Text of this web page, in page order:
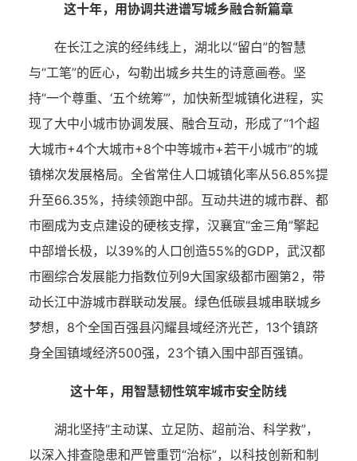
这十年，用协调共进谱写城乡融合新篇章
在长江之滨的经纬线上，湖北以“留白”的智慧
与“工笔”的匠心，勾勒出城乡共生的诗意画卷。坚
持“一个尊重、‘五个统筹’”，加快新型城镇化进程，实
现了大中小城市协调发展、融合互动，形成了“1个超
大城市+4个大城市+8个中等城市+若干小城市”的城
镇梯次发展格局。全省常住人口城镇化率从56.85%提
升至66.35%，持续领跑中部。互动共进的城市群、都
市圈成为支点建设的硬核支撑，汉襄宜“金三角”擎起
中部增长极，以39%的人口创造55%的GDP，武汉都
市圈综合发展能力指数位列9大国家级都市圈第2，带
动长江中游城市群联动发展。绿色低碳县城串联城乡
梦想，8个全国百强县闪耀县域经济光芒，13个镇跻
身全国镇域经济500强，23个镇入围中部百强镇。
这十年，用智慧韧性筑牢城市安全防线
湖北坚持“主动谋、立足防、超前治、科学救”，
以深入排查隐患和严管重罚“治标”，以科技创新和制